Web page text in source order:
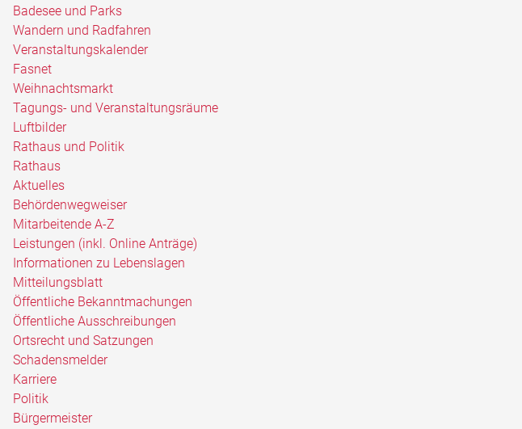
Badesee und Parks
Wandern und Radfahren
Veranstaltungskalender
Fasnet
Weihnachtsmarkt
Tagungs- und Veranstaltungsräume
Luftbilder
Rathaus und Politik
Rathaus
Aktuelles
Behördenwegweiser
Mitarbeitende A-Z
Leistungen (inkl. Online Anträge)
Informationen zu Lebenslagen
Mitteilungsblatt
Öffentliche Bekanntmachungen
Öffentliche Ausschreibungen
Ortsrecht und Satzungen
Schadensmelder
Karriere
Politik
Bürgermeister